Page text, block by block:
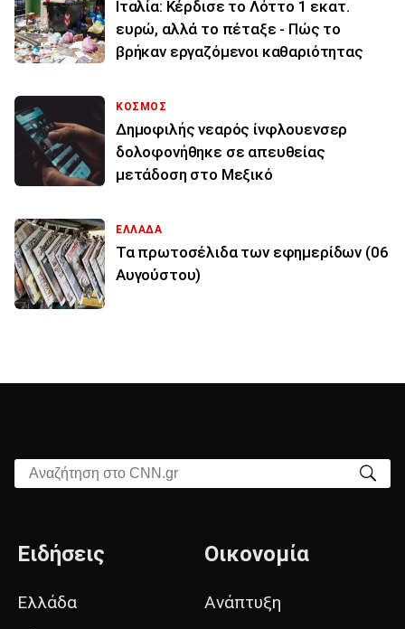
Ιταλία: Κέρδισε το Λόττο 1 εκατ.
ευρώ, αλλά το πέταξε - Πώς το
βρήκαν εργαζόμενοι καθαριότητας
ΚΟΣΜΟΣ
Δημοφιλής νεαρός ίνφλουενσερ
δολοφονήθηκε σε απευθείας
μετάδοση στο Μεξικό
ΕΛΛΑΔΑ
Τα πρωτοσέλιδα των εφημερίδων (06
Αυγούστου)
Αναζήτηση στο CNN.gr
Ειδήσεις
Ελλάδα
Οικονομία
Ανάπτυξη